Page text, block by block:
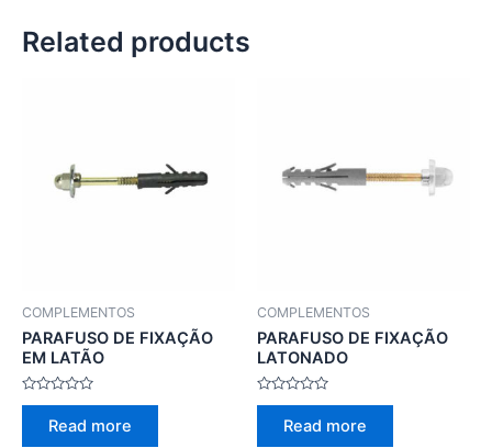
Related products
COMPLEMENTOS
PARAFUSO DE FIXAÇÃO
EM LATÃO
Rated
Read more
COMPLEMENTOS
PARAFUSO DE FIXAÇÃO
LATONADO
Rated
Read more